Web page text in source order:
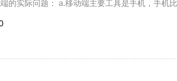
的实际问题： a.移动端主要工具是手机，手机
手机看会很痛苦。 b.用户静静坐下来看手机的